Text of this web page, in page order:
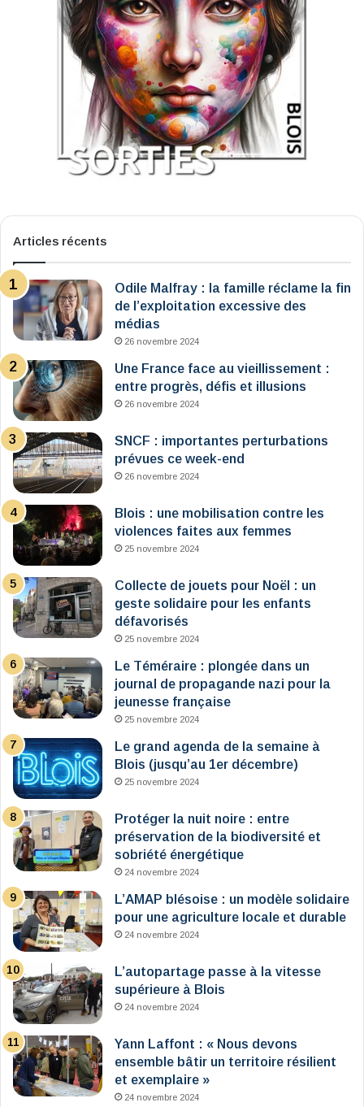
Articles récents
Odile Malfray : la famille réclame la fin
de l’exploitation excessive des
médias
26 novembre 2024
Une France face au vieillissement :
entre progrès, défis et illusions
26 novembre 2024
SNCF : importantes perturbations
prévues ce week-end
26 novembre 2024
Blois : une mobilisation contre les
violences faites aux femmes
25 novembre 2024
Collecte de jouets pour Noël : un
geste solidaire pour les enfants
défavorisés
25 novembre 2024
Le Téméraire : plongée dans un
journal de propagande nazi pour la
jeunesse française
25 novembre 2024
Le grand agenda de la semaine à
Blois (jusqu’au 1er décembre)
25 novembre 2024
Protéger la nuit noire : entre
préservation de la biodiversité et
sobriété énergétique
24 novembre 2024
L’AMAP blésoise : un modèle solidaire
pour une agriculture locale et durable
24 novembre 2024
L’autopartage passe à la vitesse
supérieure à Blois
24 novembre 2024
Yann Laffont : « Nous devons
ensemble bâtir un territoire résilient
et exemplaire »
24 novembre 2024